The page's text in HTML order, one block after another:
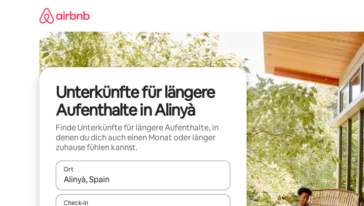
Unterkünfte für längere
Aufenthalte in Alinyà
Finde Unterkünfte für längere Aufenthalte, in
denen du dich auch einen Monat oder länger
zuhause fühlen kannst.
Ort
Wenn Ergebnisse verfügbar sind, navigiere mit den Pfeiltasten nach oben und unten oder
Check-in